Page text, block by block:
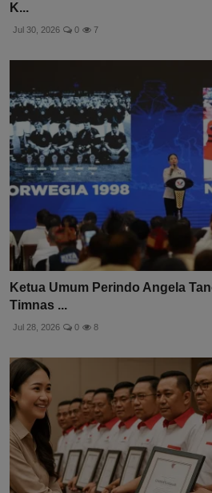
K...
Jul 30, 2026 0 7
Ketua Umum Perindo Angela
Timnas ...
Jul 28, 2026 0 8